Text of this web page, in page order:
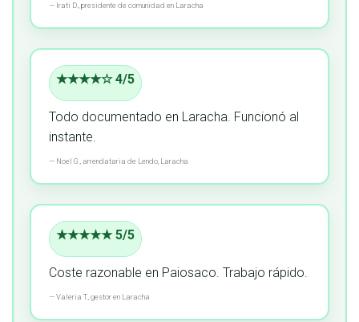
—Irati D.,presidente de comunidad en Laracha
★★★★☆ 4/5
Todo documentado en Laracha. Funcionó al
instante.
—Noel G.,arrendataria de Lendo, Laracha
★★★★★ 5/5
Coste razonable en Paiosaco. Trabajo rápido.
—Valeria T.,gestoren Laracha